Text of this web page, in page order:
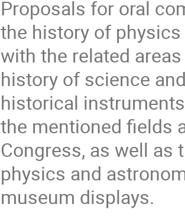
Proposals for oral
the history of
with the related
history of science
historical
the mentioned fields
Congress, as well
physics and
museum displays.